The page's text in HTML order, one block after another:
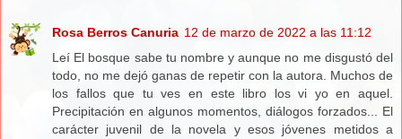
Rosa Berros Canuria 12 de marzo de 2022 a las 11:12
Leí El bosque sabe tu nombre y aunque no me disgustó del
todo, no me dejó ganas de repetir con la autora. Muchos de
los fallos que tu ves en este libro los vi yo en aquel.
Precipitación en algunos momentos, diálogos forzados... El
carácter juvenil de la novela y esos jóvenes metidos a